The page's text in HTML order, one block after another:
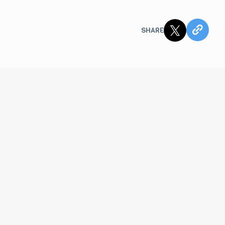
SHARE